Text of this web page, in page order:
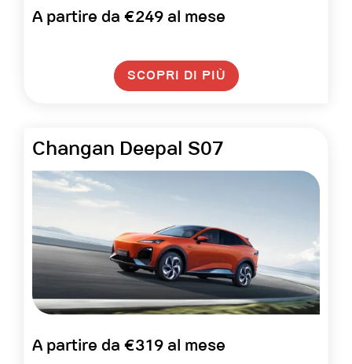
A partire da €249 al mese
SCOPRI DI PIÙ
Changan Deepal S07
A partire da €319 al mese